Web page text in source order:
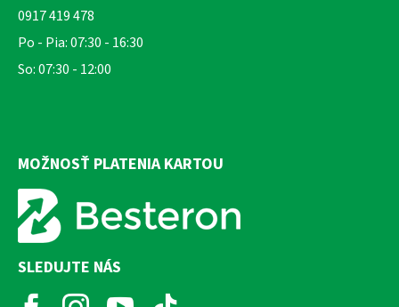
0917 419 478
Po - Pia: 07:30 - 16:30
So: 07:30 - 12:00
MOŽNOSŤ PLATENIA KARTOU
SLEDUJTE NÁS